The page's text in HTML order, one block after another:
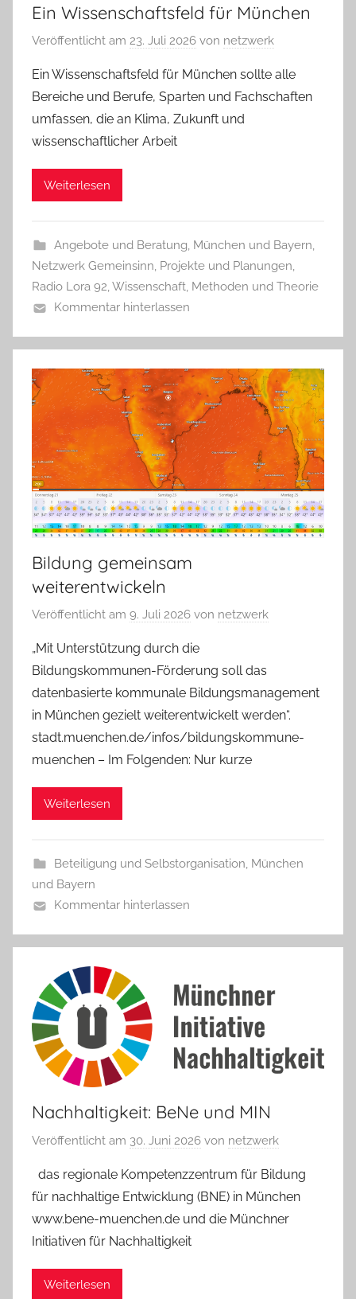
Ein Wissenschaftsfeld für München
Veröffentlicht am 23. Juli 2026 von netzwerk
Ein Wissenschaftsfeld für München sollte alle
Bereiche und Berufe, Sparten und Fachschaften
umfassen, die an Klima, Zukunft und
wissenschaftlicher Arbeit
Weiterlesen
Angebote und Beratung, München und Bayern,
Netzwerk Gemeinsinn, Projekte und Planungen,
Radio Lora 92,Wissenschaft, Methoden und Theorie
Kommentar hinterlassen
Bildung gemeinsam
weiterentwickeln
Veröffentlicht am 9. Juli 2026 von netzwerk
„Mit Unterstützung durch die
Bildungskommunen-Förderung soll das
datenbasierte kommunale Bildungsmanagement
in München gezielt weiterentwickelt werden“.
stadt.muenchen.de/infos/bildungskommune-
muenchen – Im Folgenden: Nur kurze
Weiterlesen
Beteiligung und Selbstorganisation, München
und Bayern
Kommentar hinterlassen
Nachhaltigkeit: BeNe und MIN
Veröffentlicht am 30. Juni 2026 von netzwerk
das regionale Kompetenzzentrum für Bildung
für nachhaltige Entwicklung (BNE) in München
www.bene-muenchen.de und die Münchner
Initiativen für Nachhaltigkeit
Weiterlesen